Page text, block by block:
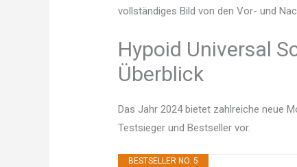
vollständiges Bild von den Vor- und
Hypoid Universal
Überblick
Das Jahr 2024 bietet zahlreiche neue
Testsieger und Bestseller vor.
BESTSELLER NO. 5